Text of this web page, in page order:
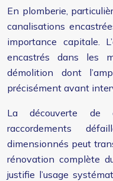
En plomberie,
canalisations
importance capitale.
encastrés dans les
démolition dont
précisément avant
La découverte de
raccordements
dimensionnés peut
rénovation complète
justifie l’usage